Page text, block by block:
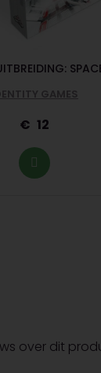
GAMES
12
over dit